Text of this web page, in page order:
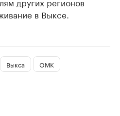
в Выксе.
Выкса
ОМК